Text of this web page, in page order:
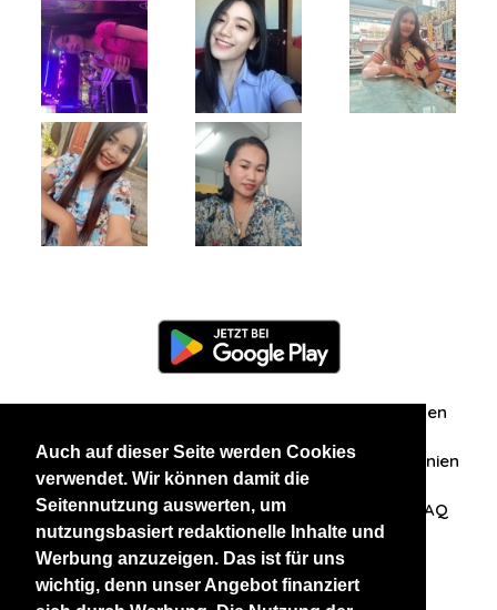
Auch auf dieser Seite werden Cookies
verwendet. Wir können damit die
Seitennutzung auswerten, um
nutzungsbasiert redaktionelle Inhalte und
Werbung anzuzeigen. Das ist für uns
wichtig, denn unser Angebot finanziert
Zuschriften/Erfahrungen
Datenschutzerklärung AGB Datenschutzrichtlinien
Nehmen Sie Kontakt mit uns auf FAQ
Unsere anderen Websites